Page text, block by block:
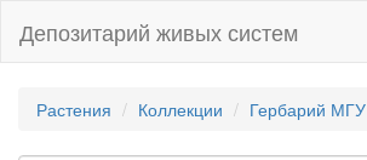
Депозитарий живых систем
Растения Коллекции Гербарий МГУ